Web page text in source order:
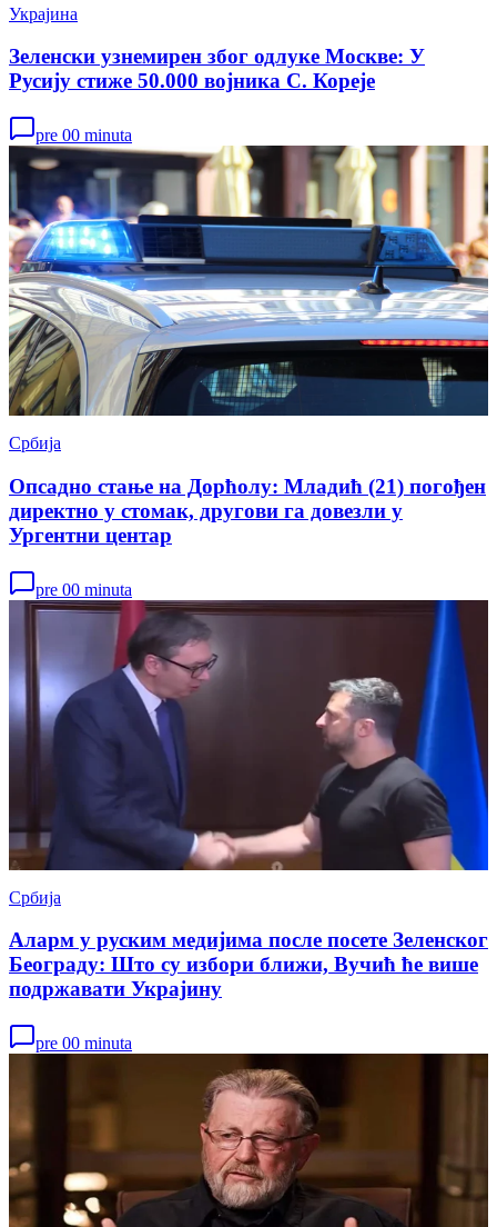
Украјина
Зеленски узнемирен због одлуке Москве: У
Русију стиже 50.000 војника С. Кореје
pre 00 minuta
Србија
Опсадно стање на Дорћолу: Младић (21) погођен
директно у стомак, другови га довезли у
Ургентни центар
pre 00 minuta
Србија
Аларм у руским медијима после посете Зеленског
Београду: Што су избори ближи, Вучић ће више
подржавати Украјину
pre 00 minuta